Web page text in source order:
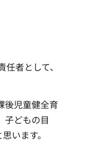
者として、
後児童健全育
子どもの目
います。